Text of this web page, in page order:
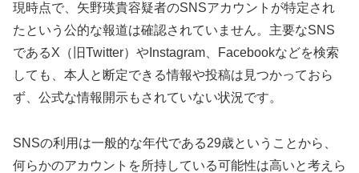
現時点で、矢野瑛貴容疑者のSNSアカウントが特定され
たという公的な報道は確認されていません。主要なSNS
であるX（旧Twitter）やInstagram、Facebookなどを検索
しても、本人と断定できる情報や投稿は見つかっておら
ず、公式な情報開示もされていない状況です。
SNSの利用は一般的な年代である29歳ということから、
何らかのアカウントを所持している可能性は高いと考えら